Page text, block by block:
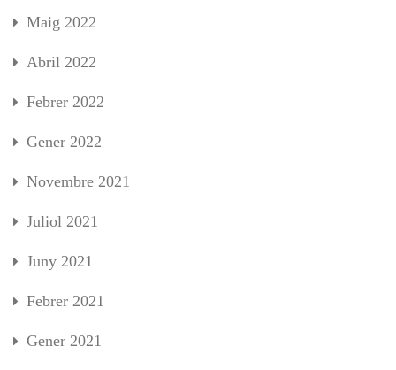
Maig 2022
Abril 2022
Febrer 2022
Gener 2022
Novembre 2021
Juliol 2021
Juny 2021
Febrer 2021
Gener 2021